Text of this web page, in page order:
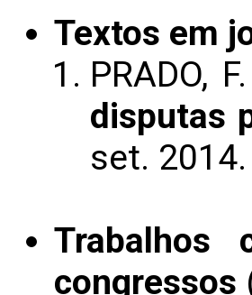
Textos em
PRADO,
disputas
set. 2014.
Trabalhos
congressos